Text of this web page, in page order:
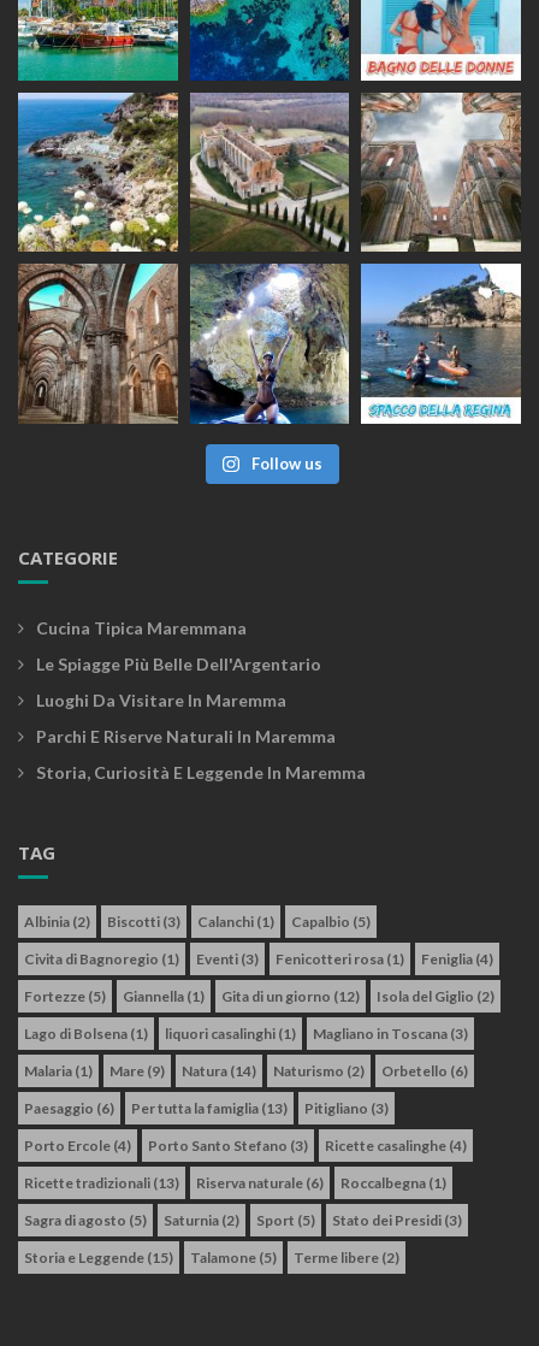
Follow us
CATEGORIE
Cucina Tipica Maremmana
Le Spiagge Più Belle Dell'Argentario
Luoghi Da Visitare In Maremma
Parchi E Riserve Naturali In Maremma
Storia, Curiosità E Leggende In Maremma
TAG
Albinia (2) Biscotti (3) Calanchi (1) Capalbio (5)
Civita di Bagnoregio (1) Eventi (3) Fenicotteri rosa (1) Feniglia (4)
Fortezze (5) Giannella (1) Gita di un giorno (12) Isola del Giglio (2)
Lago di Bolsena (1) liquori casalinghi (1) Magliano in Toscana (3)
Malaria (1) Mare (9) Natura (14) Naturismo (2) Orbetello (6)
Paesaggio (6) Per tutta la famiglia (13) Pitigliano (3)
Porto Ercole (4) Porto Santo Stefano (3) Ricette casalinghe (4)
Ricette tradizionali (13) Riserva naturale (6) Roccalbegna (1)
Sagra di agosto (5) Saturnia (2) Sport (5) Stato dei Presidi (3)
Storia e Leggende (15) Talamone (5) Terme libere (2)